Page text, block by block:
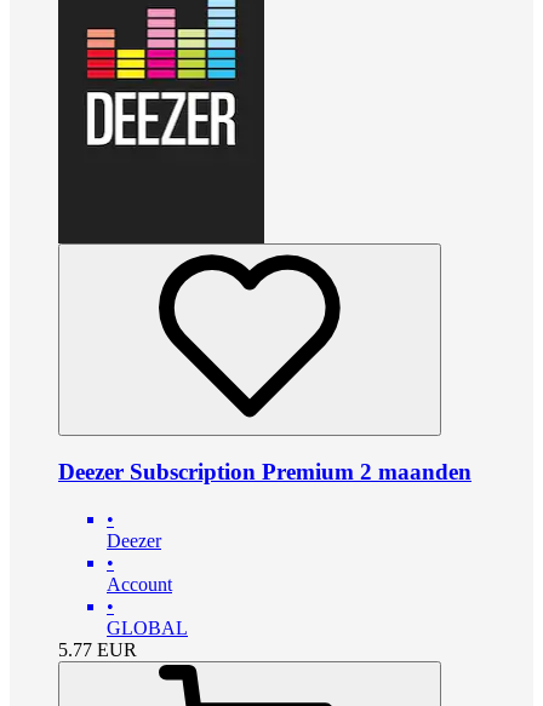
Deezer Subscription Premium 2 maanden
•
Deezer
•
Account
•
GLOBAL
5.77 EUR